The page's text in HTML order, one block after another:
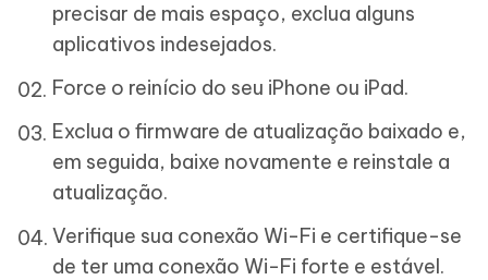
precisar de mais espaço, exclua alguns
aplicativos indesejados.
Force o reinício do seu iPhone ou iPad.
Exclua o firmware de atualização baixado e,
em seguida, baixe novamente e reinstale a
atualização.
Verifique sua conexão Wi-Fi e certifique-se
de ter uma conexão Wi-Fi forte e estável.